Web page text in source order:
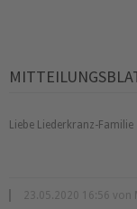
Liebe Liederkranz-Familie
23.05.2020 16:56 von